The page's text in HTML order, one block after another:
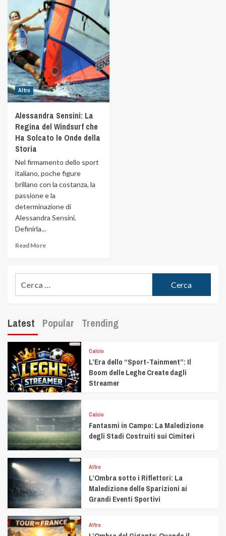
Altro
Alessandra Sensini: La
Regina del Windsurf che
Ha Solcato le Onde della
Storia
Nel firmamento dello sport
italiano, poche figure
brillano con la costanza, la
passione e la
determinazione di
Alessandra Sensini.
Definirla...
Read More
Latest Popular Trending
Calcio
L’Era dello “Sport-Tainment”: Il
Boom delle Leghe Create dagli
Streamer
Calcio
Fantasmi in Campo: La Maledizione
degli Stadi Costruiti sui Cimiteri
Altro
L’Ombra sotto i Riflettori: La
Maledizione delle Sparizioni ai
Grandi Eventi Sportivi
Altro